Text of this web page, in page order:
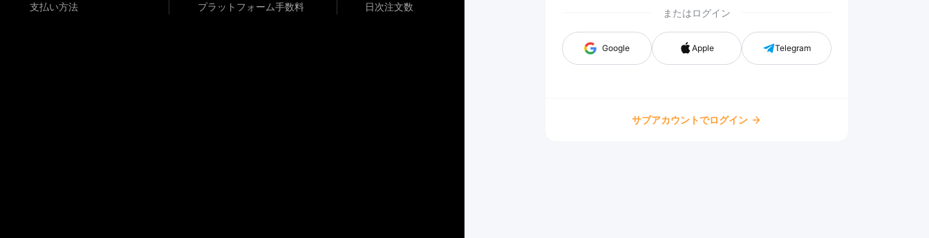
支払い方法 プラットフォーム手数料 日次注文数
またはログイン
Google Apple Telegram
サブアカウントでログイン